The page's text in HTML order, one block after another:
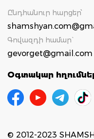
Ընդհանուր հարցեր՝
Գովազդի համար`
gevorget@gmail.com
Օգտակար
© 2012-2023